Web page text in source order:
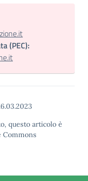
(PEC):
questo articolo è
Commons